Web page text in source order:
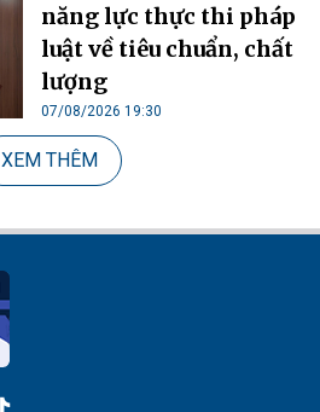
năng lực thực thi pháp
luật về tiêu chuẩn, chất
lượng
07/08/2026 19:30
XEM THÊM